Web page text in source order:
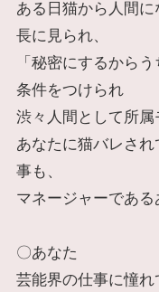
ある日猫から人間
長に見られ、
「秘密にするから
条件をつけられ
渋々人間として所属
あなたに猫バレさ
事も、
マネージャーである
〇あなた
芸能界の仕事に憧